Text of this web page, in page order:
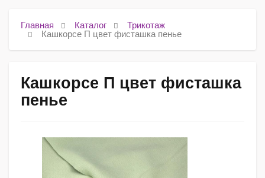
Главная Каталог
Трикотаж
Кашкорсе П цвет фисташка пенье
Кашкорсе П цвет фисташка
пенье